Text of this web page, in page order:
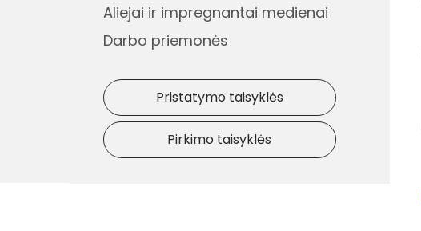
Aliejai ir impregnantai medienai
Darbo priemonės
Pristatymo taisyklės
Pirkimo taisyklės